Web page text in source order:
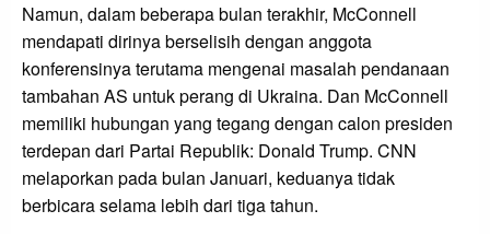
Namun, dalam beberapa bulan terakhir, McConnell
mendapati dirinya berselisih dengan anggota
konferensinya terutama mengenai masalah pendanaan
tambahan AS untuk perang di Ukraina. Dan McConnell
memiliki hubungan yang tegang dengan calon presiden
terdepan dari Partai Republik: Donald Trump. CNN
melaporkan pada bulan Januari, keduanya tidak
berbicara selama lebih dari tiga tahun.